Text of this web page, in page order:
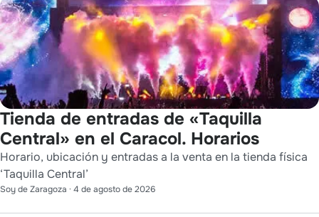
Tienda de entradas de «Taquilla
Central» en el Caracol. Horarios
Horario, ubicación y entradas a la venta en la tienda física
‘Taquilla Central’
Soy de Zaragoza · 4 de agosto de 2026